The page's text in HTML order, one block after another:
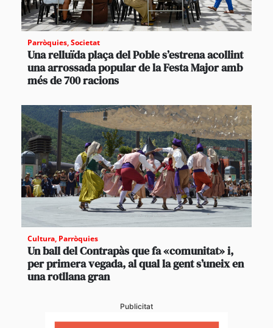
Parròquies,Societat
Una relluïda plaça del Poble s’estrena acollint
una arrossada popular de la Festa Major amb
més de 700 racions
Cultura, Parròquies
Un ball del Contrapàs que fa «comunitat» i,
per primera vegada, al qual la gent s’uneix en
una rotllana gran
Publicitat